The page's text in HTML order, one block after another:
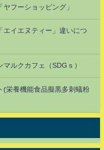
フーショッピング」
エイエヌティー」違いにつ
マルクカフェ（SDGｓ）
(栄養機能食品擬黒多刺蟻粉